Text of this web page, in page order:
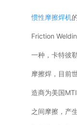
专用机床
其他机床
惯性摩擦焊机
Friction
一种，卡特彼
摩擦焊，目前
造商为美国
之间摩擦，产